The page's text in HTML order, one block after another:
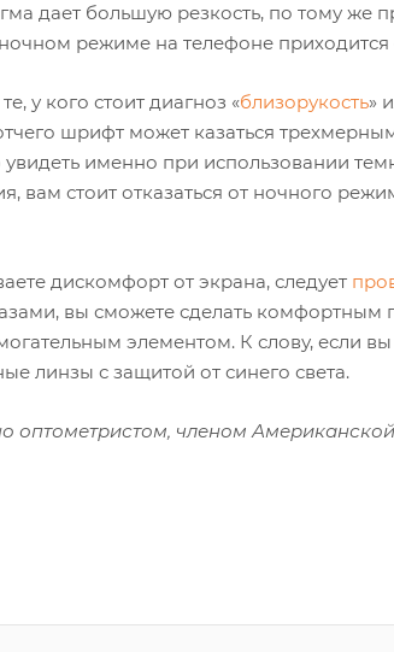
дает большую резкость, по тому же
режиме на телефоне
у кого стоит диагноз «близорукость»
шрифт может казаться трехмерным
именно при использовании
вам стоит отказаться от ночного
дискомфорт от экрана, следует
вы сможете сделать комфортным
элементом. К слову, если
линзы с защитой от синего света.
оптометристом, членом